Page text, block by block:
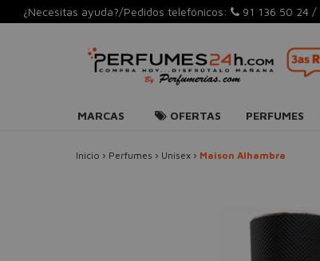
¿Necesitas ayuda?/Pedidos telefónicos: 91 136 50 24 /
MARCAS OFERTAS PERFUMES
Inicio › Perfumes › Unisex › Maison Alhambra